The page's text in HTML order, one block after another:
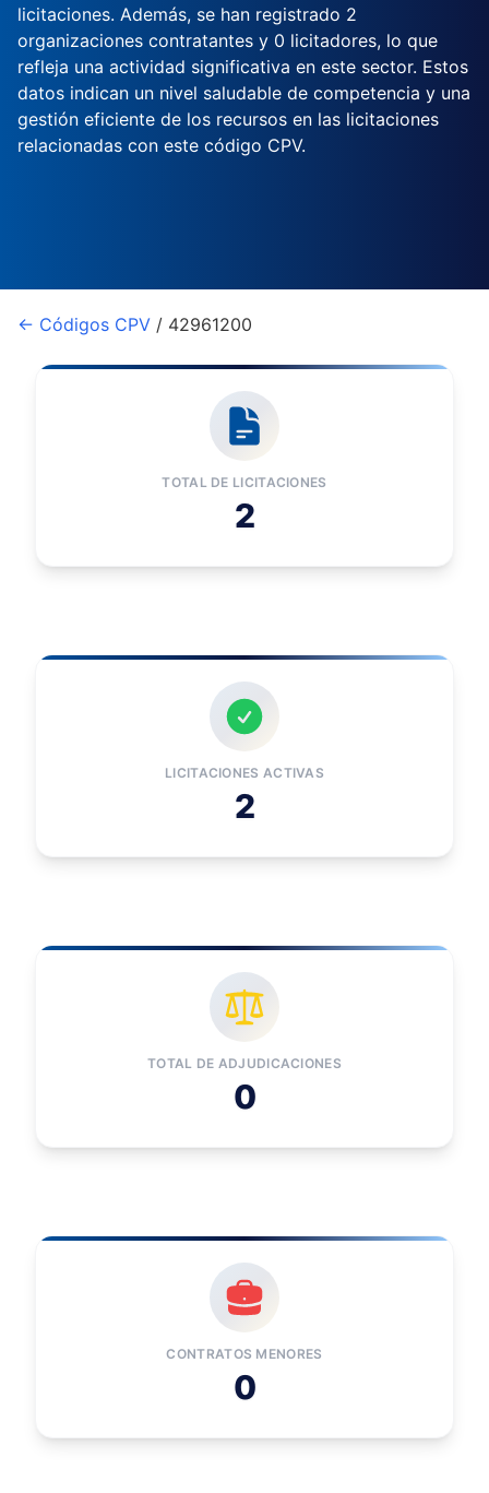
licitaciones. Además, se han registrado 2
organizaciones contratantes y 0 licitadores, lo que
refleja una actividad significativa en este sector. Estos
datos indican un nivel saludable de competencia y una
gestión eficiente de los recursos en las licitaciones
relacionadas con este código CPV.
← Códigos CPV / 42961200
TOTAL DE LICITACIONES
2
LICITACIONES ACTIVAS
2
TOTAL DE ADJUDICACIONES
0
CONTRATOS MENORES
0